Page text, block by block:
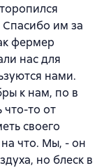
им за
фермер
нас для
нами.
к нам, по в
что-то от
своего
что. Мы, - он
но блеск в